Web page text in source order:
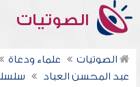
الصوتيات
الصوتيات علماء ودعاة
عبد المحسن العباد